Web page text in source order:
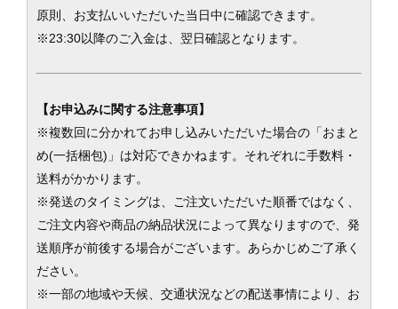
原則、お支払いいただいた当日中に確認できます。
※23:30以降のご入金は、翌日確認となります。
【お申込みに関する注意事項】
※複数回に分かれてお申し込みいただいた場合の「おまと
め(一括梱包)」は対応できかねます。それぞれに手数料・
送料がかかります。
※発送のタイミングは、ご注文いただいた順番ではなく、
ご注文内容や商品の納品状況によって異なりますので、発
送順序が前後する場合がございます。あらかじめご了承く
ださい。
※一部の地域や天候、交通状況などの配送事情により、お